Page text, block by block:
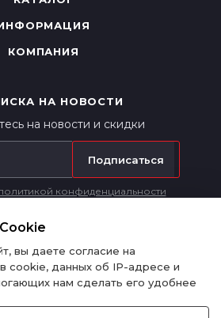
КОМПАНИЯ
НА НОВОСТИ
на новости и скидки
Подписаться
конфиденциальности
ни при каких условиях не является
с п. 2 ст. 437 ГК РФ.
вы даете согласие на
cookie, данных об IP-адресе и
нам сделать его удобнее